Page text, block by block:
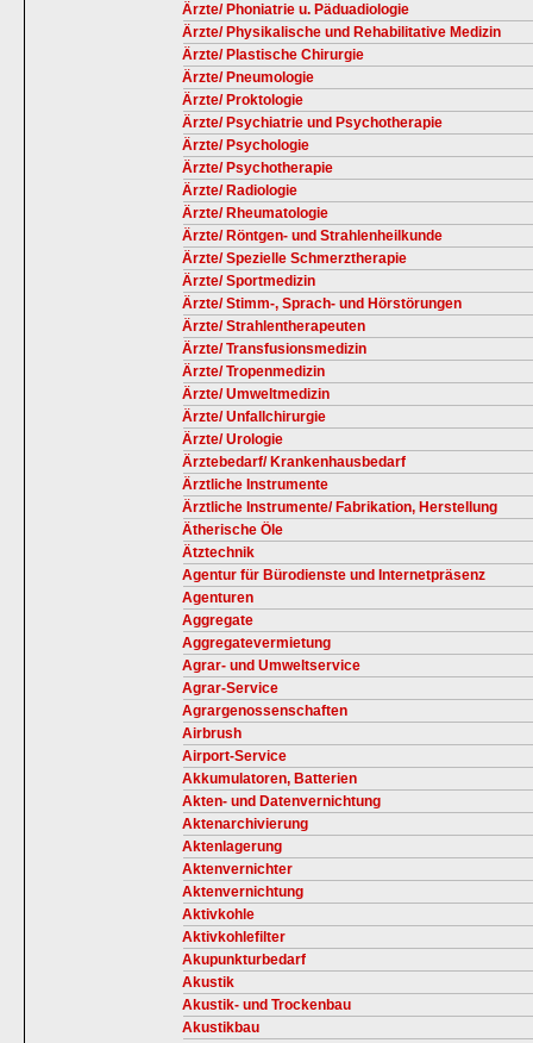
Ärzte/ Phoniatrie u. Päduadiologie
Ärzte/ Physikalische und Rehabilitative Medizin
Ärzte/ Plastische Chirurgie
Ärzte/ Pneumologie
Ärzte/ Proktologie
Ärzte/ Psychiatrie und Psychotherapie
Ärzte/ Psychologie
Ärzte/ Psychotherapie
Ärzte/ Radiologie
Ärzte/ Rheumatologie
Ärzte/ Röntgen- und Strahlenheilkunde
Ärzte/ Spezielle Schmerztherapie
Ärzte/ Sportmedizin
Ärzte/ Stimm-, Sprach- und Hörstörungen
Ärzte/ Strahlentherapeuten
Ärzte/ Transfusionsmedizin
Ärzte/ Tropenmedizin
Ärzte/ Umweltmedizin
Ärzte/ Unfallchirurgie
Ärzte/ Urologie
Ärztebedarf/ Krankenhausbedarf
Ärztliche Instrumente
Ärztliche Instrumente/ Fabrikation, Herstellung
Ätherische Öle
Ätztechnik
Agentur für Bürodienste und Internetpräsenz
Agenturen
Aggregate
Aggregatevermietung
Agrar- und Umweltservice
Agrar-Service
Agrargenossenschaften
Airbrush
Airport-Service
Akkumulatoren, Batterien
Akten- und Datenvernichtung
Aktenarchivierung
Aktenlagerung
Aktenvernichter
Aktenvernichtung
Aktivkohle
Aktivkohlefilter
Akupunkturbedarf
Akustik
Akustik- und Trockenbau
Akustikbau